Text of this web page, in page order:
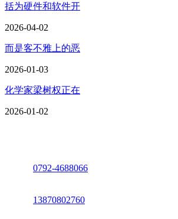
括为硬件和软件开
2026-04-02
而是客不雅上的恶
2026-01-03
化学家梁树权正在
2026-01-02
0792-4688066
13870802760